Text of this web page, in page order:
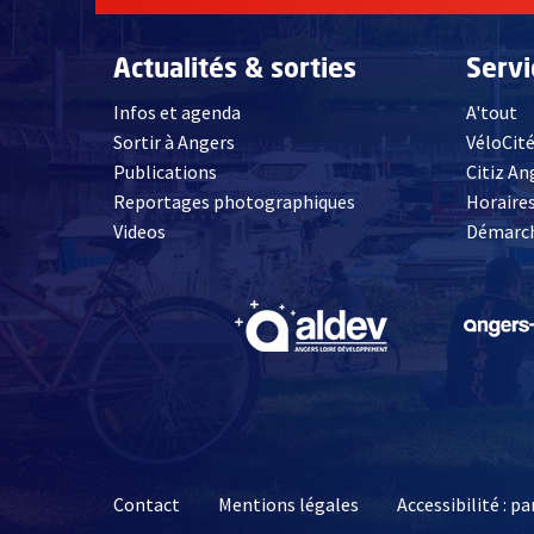
Actualités & sorties
Infos et agenda
Sortir à Angers
Publications
Reportages photographiques
Videos, Ouvre une nouvelle fenêtre
A'tout
VéloCité
Citiz
, Ouvre une
Contact Mentions légales Accessibilité :